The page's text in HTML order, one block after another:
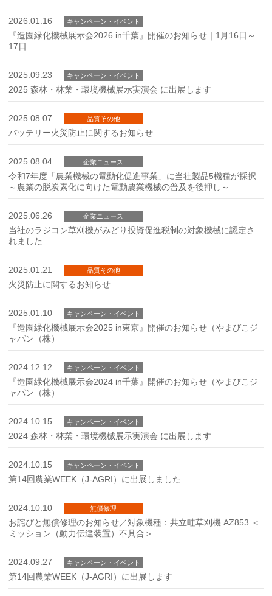
2026.01.16 キャンペーン・イベント
『造園緑化機械展示会2026 in千葉』開催のお知らせ｜1月16日～
17日
2025.09.23 キャンペーン・イベント
2025 森林・林業・環境機械展示実演会 に出展します
2025.08.07 品質その他
バッテリー火災防止に関するお知らせ
2025.08.04 企業ニュース
令和7年度「農業機械の電動化促進事業」に当社製品5機種が採択
～農業の脱炭素化に向けた電動農業機械の普及を後押し～
2025.06.26 企業ニュース
当社のラジコン草刈機がみどり投資促進税制の対象機械に認定さ
れました
2025.01.21 品質その他
火災防止に関するお知らせ
2025.01.10 キャンペーン・イベント
『造園緑化機械展示会2025 in東京』開催のお知らせ（やまびこジ
ャパン（株）
2024.12.12 キャンペーン・イベント
『造園緑化機械展示会2024 in千葉』開催のお知らせ（やまびこジ
ャパン（株）
2024.10.15 キャンペーン・イベント
2024 森林・林業・環境機械展示実演会 に出展します
2024.10.15 キャンペーン・イベント
第14回農業WEEK（J-AGRI）に出展しました
2024.10.10 無償修理
お詫びと無償修理のお知らせ／対象機種：共立畦草刈機 AZ853 ＜
ミッション（動力伝達装置）不具合＞
2024.09.27 キャンペーン・イベント
第14回農業WEEK（J-AGRI）に出展します